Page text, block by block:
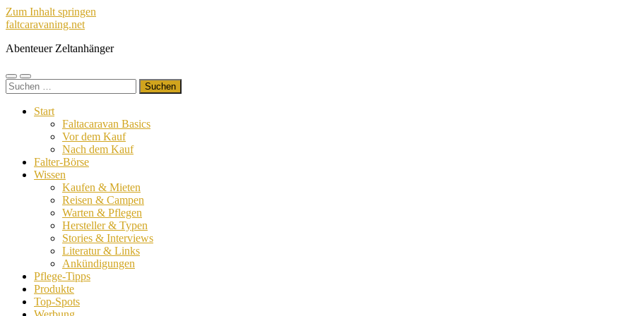
Zum Inhalt springen
faltcaravaning.net
Abenteuer Zeltanhänger
Mobile-
Menü
Suchfeld
ein-/ausblenden
Suchen
nach:
Start
Faltacaravan Basics
Vor dem Kauf
Nach dem Kauf
Falter-Börse
Wissen
Kaufen & Mieten
Reisen & Campen
Warten & Pflegen
Hersteller & Typen
Stories & Interviews
Literatur & Links
Ankündigungen
Pflege-Tipps
Produkte
Top-Spots